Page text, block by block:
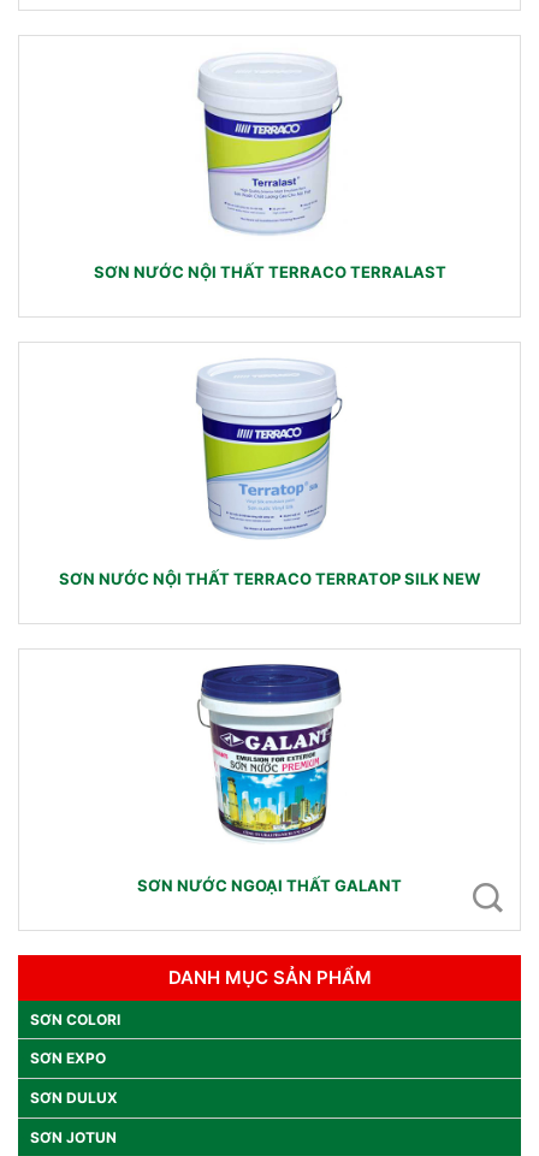
SƠN NƯỚC NỘI THẤT TERRACO TERRALAST
SƠN NƯỚC NỘI THẤT TERRACO TERRATOP SILK NEW
SƠN NƯỚC NGOẠI THẤT GALANT
DANH MỤC SẢN PHẨM
SƠN COLORI
SƠN EXPO
SƠN DULUX
SƠN JOTUN